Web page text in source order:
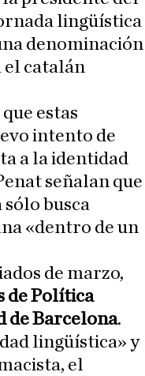
lingüística
denominación
el catalán
estas
intento de
a la identidad
señalan que
busca
«dentro de un
de marzo,
de Política
de Barcelona.
lingüística» y
el